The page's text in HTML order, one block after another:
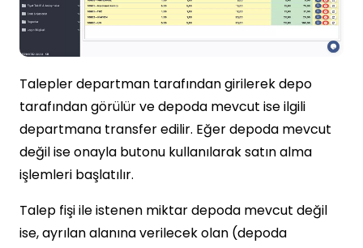
Talepler departman tarafından girilerek depo
tarafından görülür ve depoda mevcut ise ilgili
departmana transfer edilir. Eğer depoda mevcut
değil ise onayla butonu kullanılarak satın alma
işlemleri başlatılır.
Talep fişi ile istenen miktar depoda mevcut değil
ise, ayrılan alanına verilecek olan (depoda